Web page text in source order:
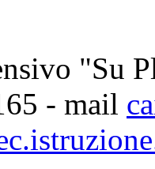
"Su
- mail